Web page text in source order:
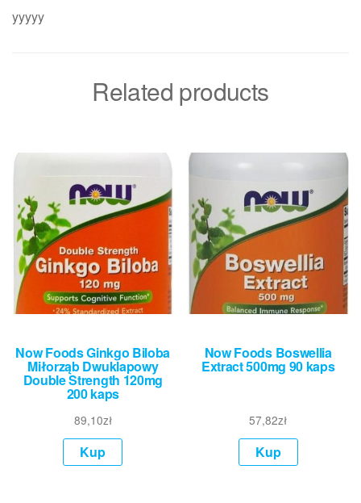
yyyyy
Related products
Now Foods Ginkgo Biloba
Miłorząb Dwuklapowy
Double Strength 120mg
200 kaps
89,10zł
Kup
Now Foods Boswellia
Extract 500mg 90 kaps
57,82zł
Kup